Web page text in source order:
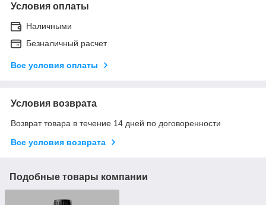
Условия оплаты
Наличными
Безналичный расчет
Все условия оплаты
Условия возврата
Возврат товара в течение 14 дней по договоренности
Все условия возврата
Подобные товары компании